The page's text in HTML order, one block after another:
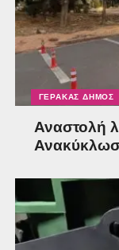
ΓΈΡΑΚΑΣ ΔΉΜΟΣ
Αναστολή